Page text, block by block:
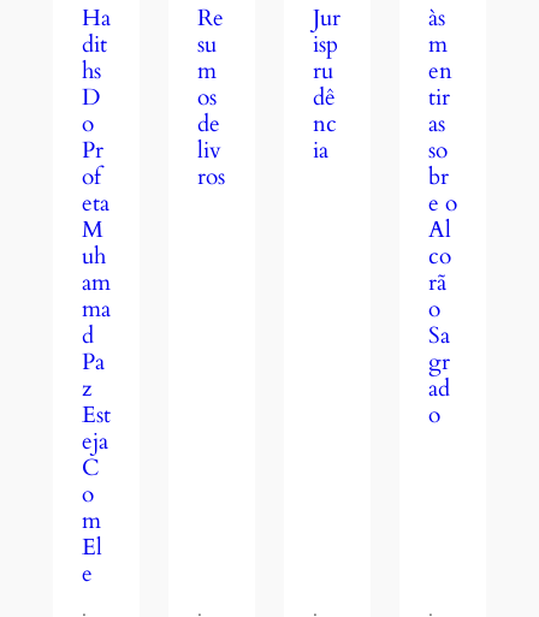
Ha
dit
hs
D
o
Pr
of
eta
M
uh
am
ma
d
Pa
z
Est
eja
C
o
m
El
e
Re
su
m
os
de
liv
ros
Jur
isp
ru
dê
nc
ia
às
m
en
tir
as
so
br
e o
Al
co
rã
o
Sa
gr
ad
o